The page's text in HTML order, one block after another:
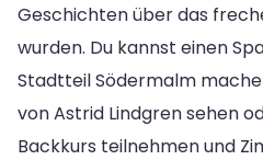
Geschichten über das
wurden. Du kannst einen
Stadtteil Södermalm
von Astrid Lindgren sehen
Backkurs teilnehmen und